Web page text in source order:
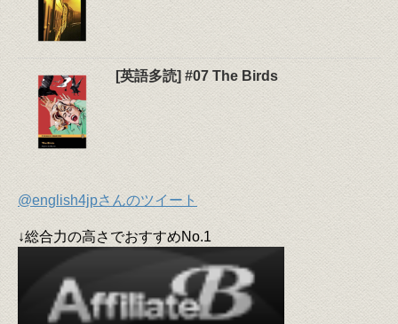
[英語多読] #07 The Birds
@english4jpさんのツイート
↓総合力の高さでおすすめNo.1